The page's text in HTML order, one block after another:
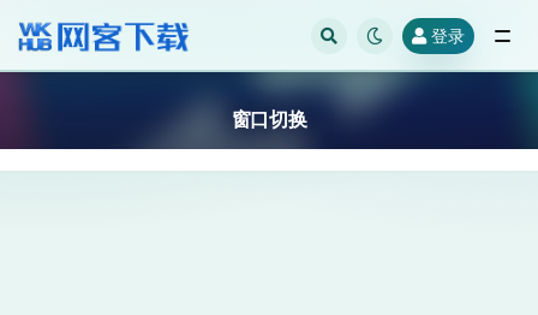
登录
窗口切换
全部